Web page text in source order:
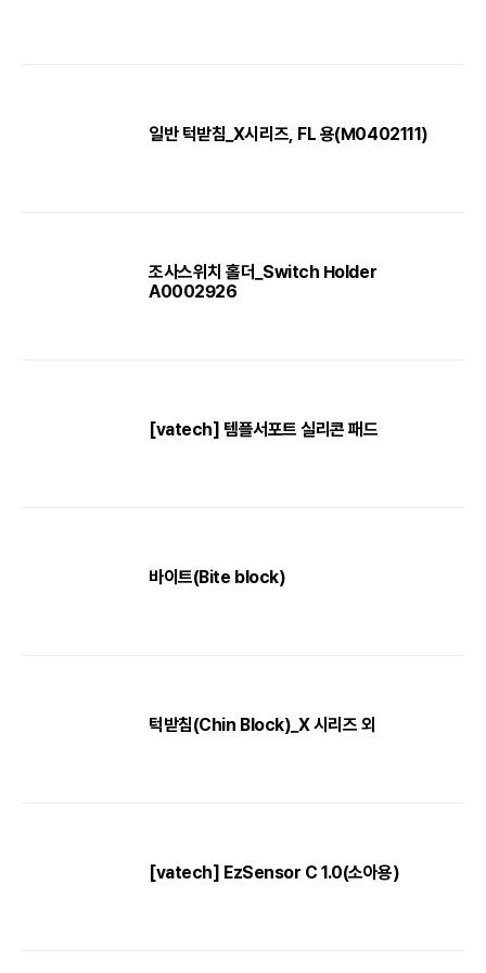
일반 턱받침_X시리즈, FL 용(M0402111)
조사스위치 홀더_Switch Holder
A0002926
[vatech] 템플서포트 실리콘 패드
바이트(Bite block)
턱받침(Chin Block)_X 시리즈 외
[vatech] EzSensor C 1.0(소아용)